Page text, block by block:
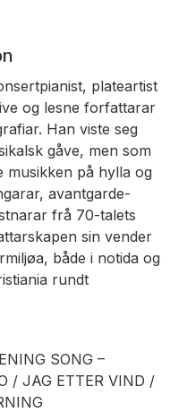
plateartist
og lesne forfattarar
Han viste seg
gåve, men som
musikken på hylla og
avantgarde-
frå 70-talets
sin vender
både i notida og
rundt
SONG –
/ JAG ETTER VIND /